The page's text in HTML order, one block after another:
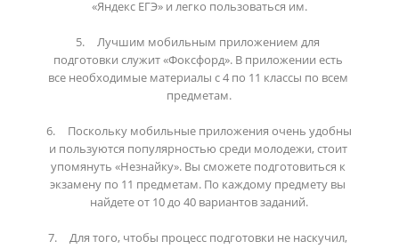
«Яндекс ЕГЭ» и легко пользоваться им.
5.	Лучшим мобильным приложением для
подготовки служит «Фоксфорд». В приложении есть
все необходимые материалы с 4 по 11 классы по всем
предметам.
6.	Поскольку мобильные приложения очень удобны
и пользуются популярностью среди молодежи, стоит
упомянуть «Незнайку». Вы сможете подготовиться к
экзамену по 11 предметам. По каждому предмету вы
найдете от 10 до 40 вариантов заданий.
7.	Для того, чтобы процесс подготовки не наскучил,